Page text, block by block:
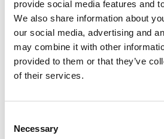
provide social media features and
We also share information about
our social media, advertising and
may combine it with other
provided to them or that they’ve
of their services.
Selection
Necessary
Itálie
Česká republika